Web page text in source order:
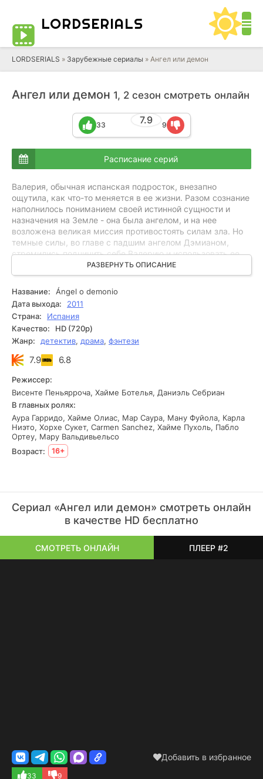
LORDSERIALS
LORDSERIALS » Зарубежные сериалы » Ангел или демон
Ангел или демон 1, 2 сезон смотреть онлайн
7.9
33 9
Расписание серий
Валерия, обычная испанская подросток, внезапно
ощутила, как что-то меняется в ее жизни. Разом сознание
наполнилось пониманием своей истинной сущности и
назначения на Земле - она была ангелом, и на нее
возложена великая миссия противостоять силам зла. Но
темные силы, во главе с падшим ангелом Дэмианом,
стремились подчинить себе Валерию и использовать ее
силы на своих злодейских целях. Натанаэль, опытный
наставник Валерии, твердо решил не позволить этому
произойти. Он сделал все возможное для того, чтобы
предотвратить переманивание девушки на сторону зла,
понимая, как важна ее роль в борьбе со злом. Но будет ли
он успешен в своих усилиях и сможет ли спасти Валерию
от опасной участи, пока она не провалилась во тьму
окончательно...
РАЗВЕРНУТЬ ОПИСАНИЕ
Название:
Ángel o demonio
Дата выхода:
2011
Страна:
Испания
Качество:
HD (720p)
Жанр:
детектив, драма, фэнтези
7.9 6.8
Режиссер:
Висенте Пеньярроча, Хайме Ботелья, Даниэль Себриан
В главных ролях:
Аура Гарридо, Хайме Олиас, Мар Саура, Ману Фуйола, Карла
Ниэто, Хорхе Сукет, Carmen Sanchez, Хайме Пухоль, Пабло
Ортеу, Мару Вальдивьельсо
Возраст:
16+
Сериал «Ангел или демон» смотреть онлайн
в качестве HD бесплатно
СМОТРЕТЬ ОНЛАЙН ПЛЕЕР #2
Добавить в избранное
33 9